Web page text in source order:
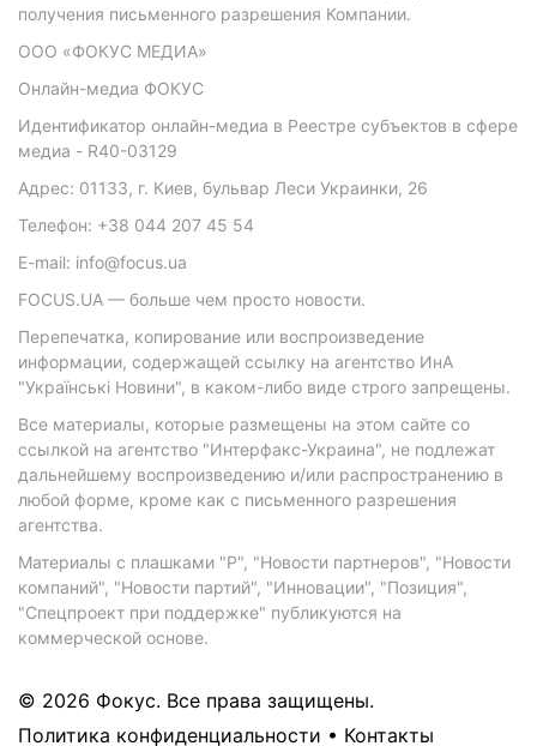
получения письменного разрешения Компании.
ООО «ФОКУС МЕДИА»
Онлайн-медиа ФОКУС
Идентификатор онлайн-медиа в Реестре субъектов в сфере
медиа - R40-03129
Адрес: 01133, г. Киев, бульвар Леси Украинки, 26
Телефон: +38 044 207 45 54
E-mail: info@focus.ua
FOCUS.UA — больше чем просто новости.
Перепечатка, копирование или воспроизведение
информации, содержащей ссылку на агентство ИнА
"Українські Новини", в каком-либо виде строго запрещены.
Все материалы, которые размещены на этом сайте со
ссылкой на агентство "Интерфакс-Украина", не подлежат
дальнейшему воспроизведению и/или распространению в
любой форме, кроме как с письменного разрешения
агентства.
Материалы с плашками "Р", "Новости партнеров", "Новости
компаний", "Новости партий", "Инновации", "Позиция",
"Спецпроект при поддержке" публикуются на
коммерческой основе.
© 2026 Фокус. Все права защищены.
Политика конфиденциальности • Контакты